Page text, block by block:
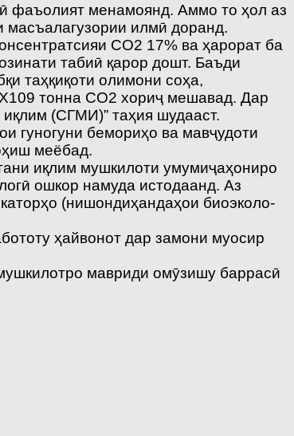
фаъолият менамоянд. Аммо то ҳол аз
масъалагузории илмӣ доранд.
СО2 17% ва ҳарорат ба
табиӣ қарор дошт. Баъди
таҳқиқоти олимони соҳа,
тонна СО2 хориҷ мешавад. Дар
(СГМИ)” таҳия шудааст.
гуногуни бемориҳо ва мавҷудоти
меёбад.
иқлим мушкилоти умумиҷаҳониро
ошкор намуда истодаанд. Аз
(нишондиҳандаҳои биоэколо-
ҳайвонот дар замони муосир
мавриди омӯзишу баррасӣ